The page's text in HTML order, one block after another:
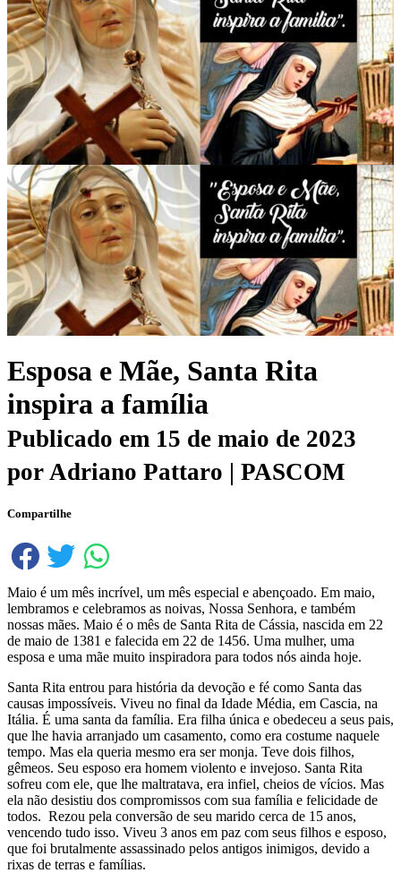
Esposa e Mãe, Santa Rita
inspira a família
Publicado em 15 de maio de 2023
por Adriano Pattaro | PASCOM
Compartilhe
Maio é um mês incrível, um mês especial e abençoado. Em maio,
lembramos e celebramos as noivas, Nossa Senhora, e também
nossas mães. Maio é o mês de Santa Rita de Cássia, nascida em 22
de maio de 1381 e falecida em 22 de 1456. Uma mulher, uma
esposa e uma mãe muito inspiradora para todos nós ainda hoje.
Santa Rita entrou para história da devoção e fé como Santa das
causas impossíveis. Viveu no final da Idade Média, em Cascia, na
Itália. É uma santa da família. Era filha única e obedeceu a seus pais,
que lhe havia arranjado um casamento, como era costume naquele
tempo. Mas ela queria mesmo era ser monja. Teve dois filhos,
gêmeos. Seu esposo era homem violento e invejoso. Santa Rita
sofreu com ele, que lhe maltratava, era infiel, cheios de vícios. Mas
ela não desistiu dos compromissos com sua família e felicidade de
todos. Rezou pela conversão de seu marido cerca de 15 anos,
vencendo tudo isso. Viveu 3 anos em paz com seus filhos e esposo,
que foi brutalmente assassinado pelos antigos inimigos, devido a
rixas de terras e famílias.